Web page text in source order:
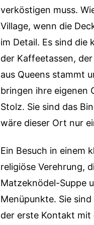
verköstigen muss.
Village, wenn die
im Detail. Es sind die
der Kaffeetassen,
aus Queens stammt
bringen ihre eigenen
Stolz. Sie sind das
wäre dieser Ort nur
Ein Besuch in einem
religiöse Verehrung,
Matzeknödel-Suppe
Menüpunkte. Sie
der erste Kontakt mit